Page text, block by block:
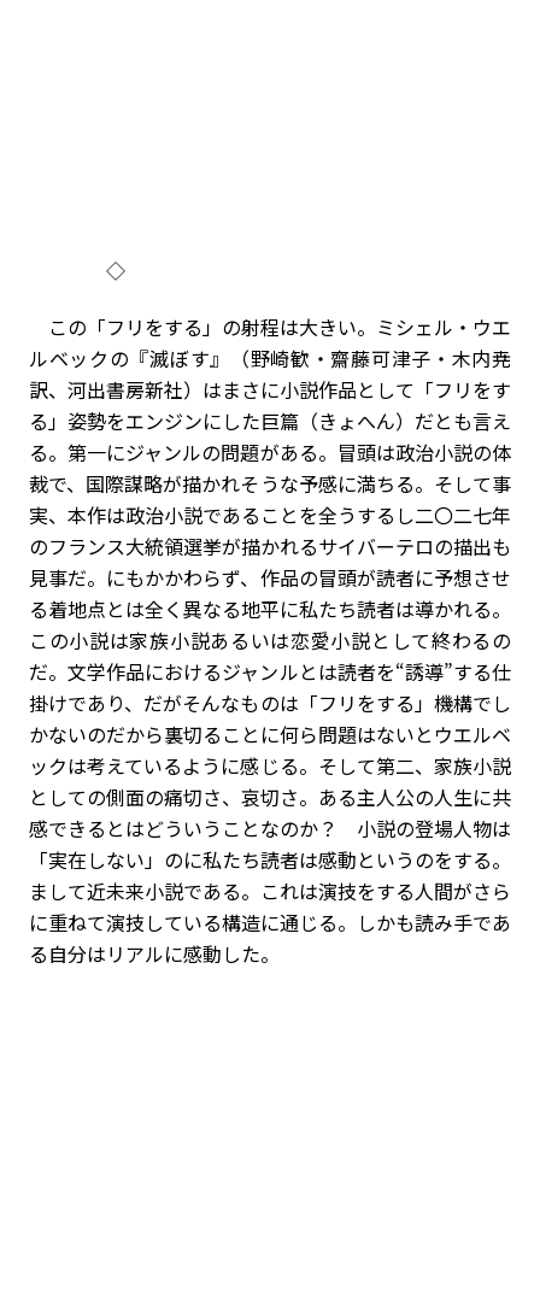
◇
この「フリをする」の射程は大きい。ミシェル・ウエ
ルベックの『滅ぼす』（野崎歓・齋藤可津子・木内尭
訳、河出書房新社）はまさに小説作品として「フリをす
る」姿勢をエンジンにした巨篇（きょへん）だとも言え
る。第一にジャンルの問題がある。冒頭は政治小説の体
裁で、国際謀略が描かれそうな予感に満ちる。そして事
実、本作は政治小説であることを全うするし――二〇二七年
のフランス大統領選挙が描かれる――サイバーテロの描出も
見事だ。にもかかわらず、作品の冒頭が読者に予想させ
る着地点とは全く異なる地平に私たち読者は導かれる。
この小説は家族小説あるいは恋愛小説として終わるの
だ。文学作品におけるジャンルとは読者を“誘導”する仕
掛けであり、だがそんなものは「フリをする」機構でし
かないのだから裏切ることに何ら問題はないとウエルベ
ックは考えているように感じる。そして第二、家族小説
としての側面の痛切さ、哀切さ。ある主人公の人生に共
感できるとはどういうことなのか？ 小説の登場人物は
「実在しない」のに私たち読者は感動というのをする。
まして近未来小説である。これは演技をする人間がさら
に重ねて演技している構造に通じる。しかも読み手であ
る自分はリアルに感動した。